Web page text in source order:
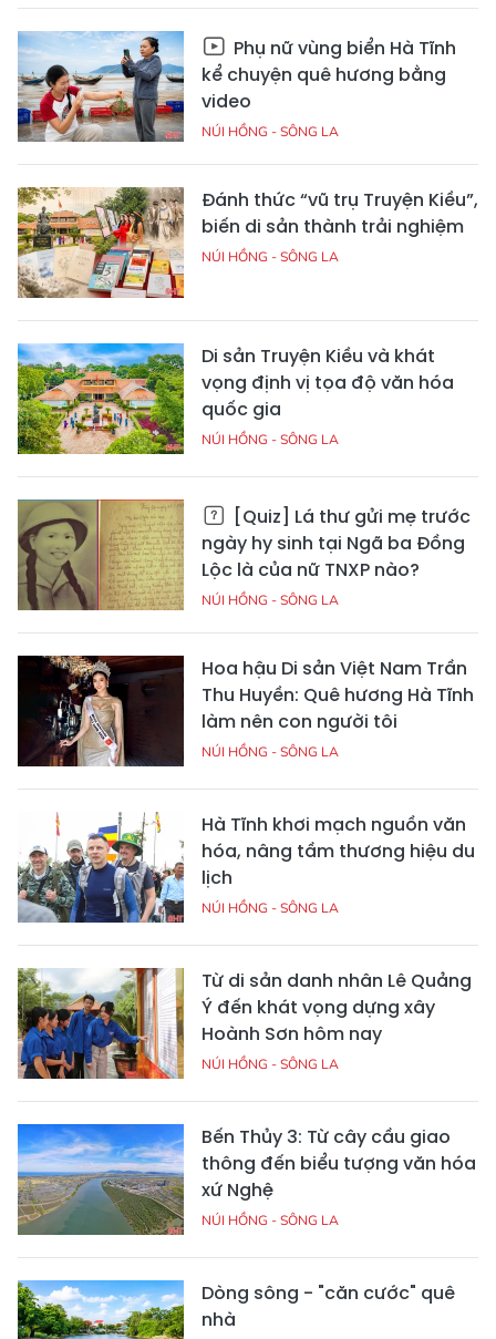
Phụ nữ vùng biển Hà Tĩnh
kể chuyện quê hương bằng
video
NÚI HỒNG - SÔNG LA
Đánh thức “vũ trụ Truyện Kiều”,
biến di sản thành trải nghiệm
NÚI HỒNG - SÔNG LA
Di sản Truyện Kiều và khát
vọng định vị tọa độ văn hóa
quốc gia
NÚI HỒNG - SÔNG LA
[Quiz] Lá thư gửi mẹ trước
ngày hy sinh tại Ngã ba Đồng
Lộc là của nữ TNXP nào?
NÚI HỒNG - SÔNG LA
Hoa hậu Di sản Việt Nam Trần
Thu Huyền: Quê hương Hà Tĩnh
làm nên con người tôi
NÚI HỒNG - SÔNG LA
Hà Tĩnh khơi mạch nguồn văn
hóa, nâng tầm thương hiệu du
lịch
NÚI HỒNG - SÔNG LA
Từ di sản danh nhân Lê Quảng
Ý đến khát vọng dựng xây
Hoành Sơn hôm nay
NÚI HỒNG - SÔNG LA
Bến Thủy 3: Từ cây cầu giao
thông đến biểu tượng văn hóa
xứ Nghệ
NÚI HỒNG - SÔNG LA
Dòng sông - "căn cước" quê
nhà